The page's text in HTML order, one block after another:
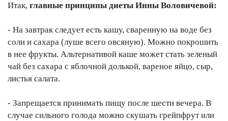
Итак, главные принципы диеты Инны Воловичевой:
- На завтрак следует есть кашу, сваренную на воде без
соли и сахара (луше всего овсяную). Можно покрошить
в нее фрукты. Альтернативой каше может стать зеленый
чай без сахара с яблочной долькой, вареное яйцо, сыр,
листья салата.
- Запрещается принимать пищу после шести вечера. В
случае сильного голода можно скушать грейпфрут или